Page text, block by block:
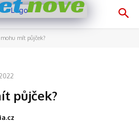
mít půjček?
půjček?